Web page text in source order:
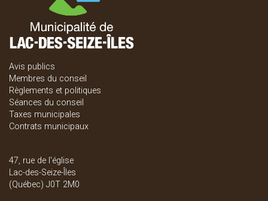
Avis publics
Membres du conseil
Règlements et politiques
Séances du conseil
Taxes municipales
Contrats municipaux
47, rue de l'église
Lac-des-Seize-Îles
(Québec) J0T 2M0